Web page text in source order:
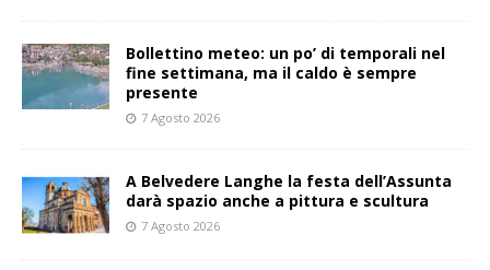
Bollettino meteo: un po’ di temporali nel
fine settimana, ma il caldo è sempre
presente
7 Agosto 2026
A Belvedere Langhe la festa dell’Assunta
darà spazio anche a pittura e scultura
7 Agosto 2026